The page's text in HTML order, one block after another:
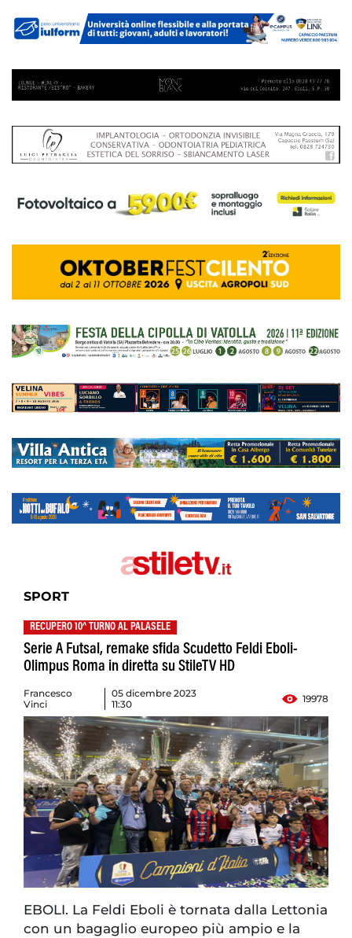
SPORT
RECUPERO 10^ TURNO AL PALASELE
Serie A Futsal, remake sfida Scudetto Feldi Eboli-
Olimpus Roma in diretta su StileTV HD
Francesco
Vinci
05 dicembre 2023
11:30
19978
EBOLI. La Feldi Eboli è tornata dalla Lettonia
con un bagaglio europeo più ampio e la